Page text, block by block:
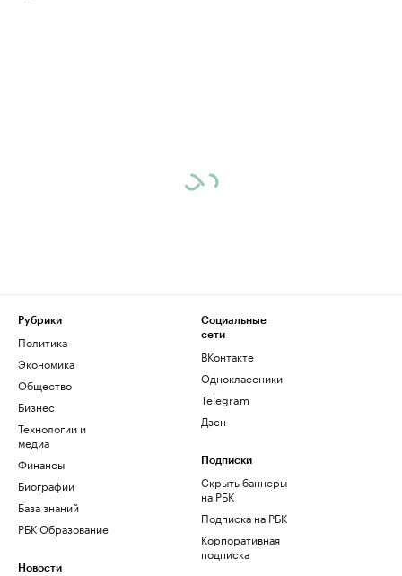
Рубрики
Политика
Экономика
Общество
Бизнес
Технологии и
медиа
Финансы
Биографии
База знаний
РБК Образование
Новости
Социальные
сети
ВКонтакте
Одноклассники
Telegram
Дзен
Подписки
Скрыть баннеры
на РБК
Подписка на РБК
Корпоративная
подписка